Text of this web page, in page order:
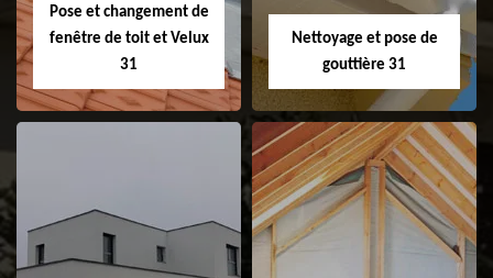
Pose et changement de
fenêtre de toit et Velux
31
Pose et
changement de
Nettoyage et pose de
gouttière 31
Nettoyage et pose